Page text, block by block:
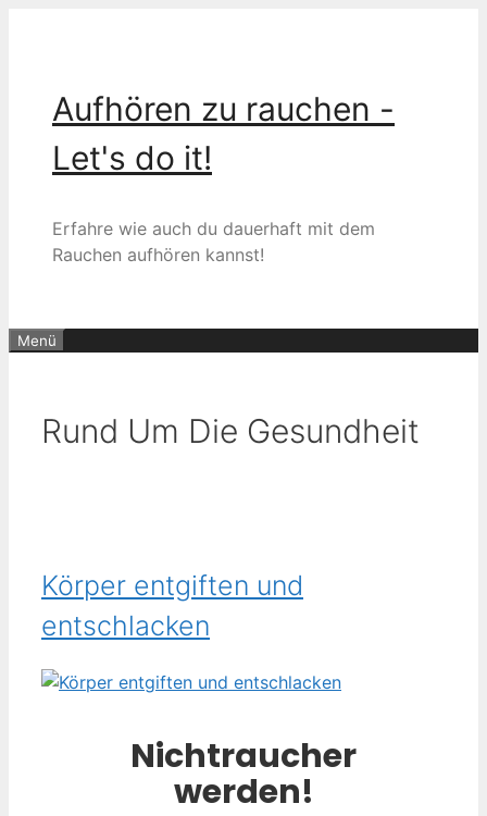
Aufhören zu rauchen -
Let's do it!
Erfahre wie auch du dauerhaft mit dem
Rauchen aufhören kannst!
Menü
Rund Um Die Gesundheit
Körper entgiften und
entschlacken
Nichtraucher
werden!